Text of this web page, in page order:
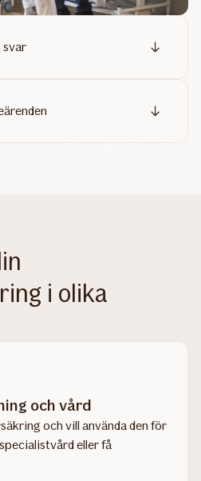
svar
i olika
och vård
och vill använda den för
eller få